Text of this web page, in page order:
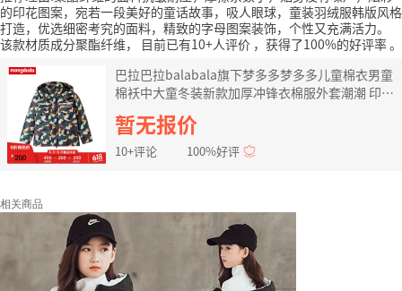
的印花图案，宛若一段美好的童话故事，吸人眼球，童装羽绒服韩版风格
打造，优选细密考究的面料，精致的字母图案装饰，个性又充满活力。
该款材质成分聚酯纤维，
目前已有10+人评价 ，获得了100%的好评率。
巴拉巴拉balabala旗下梦多多梦多多儿童棉衣男童
棉袄中大童冬装新款加厚冲锋衣棉服外套潮潮 印花
混色 160
暂无报价
10+评论 100%好评
相关商品